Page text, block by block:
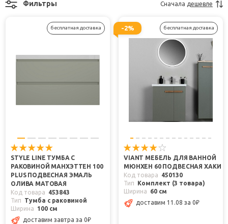
Фильтры Сначала дешевле
бесплатная доставка
STYLE LINE ТУМБА С
РАКОВИНОЙ МАНХЭТТЕН 100
PLUS ПОДВЕСНАЯ ЭМАЛЬ
ОЛИВА МАТОВАЯ
Код товара
453843
Тип
Тумба с раковиной
Ширина
100 см
доставим завтра за 0₽
-2% бесплатная доставка
VIANT МЕБЕЛЬ ДЛЯ ВАННОЙ
МЮНХЕН 60 ПОДВЕСНАЯ ХАКИ
Код товара
450130
Тип
Комплект (3 товара)
Ширина
60 см
доставим 11.08 за 0₽